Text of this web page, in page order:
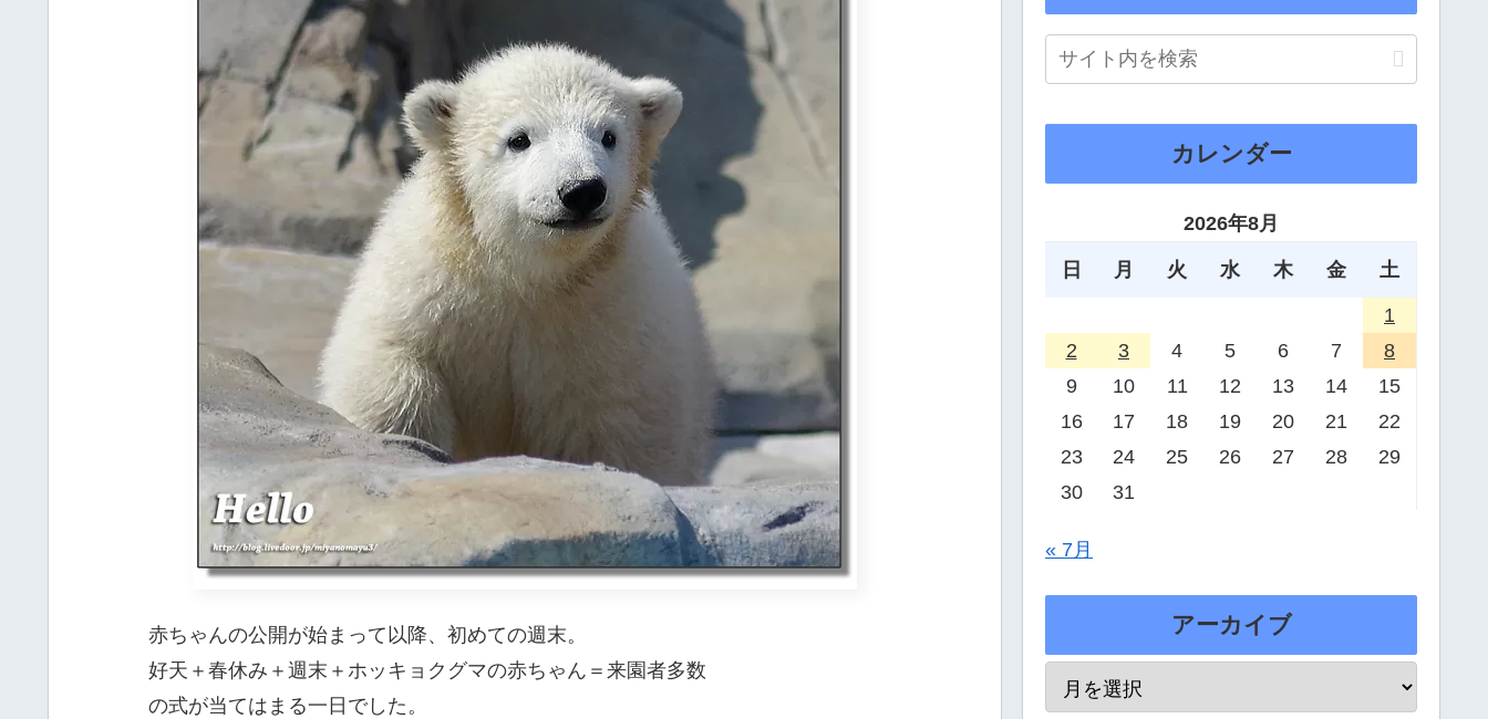
赤ちゃんの公開が始まって以降、初めての週末。
好天＋春休み＋週末＋ホッキョクグマの赤ちゃん＝来園者多数
の式が当てはまる一日でした。
カレンダー
2026年8月
日 月 火 水 木 金 土
1
2
3 4 5 6 7
8
9
10 11 12 13 14
15
16
17 18 19 20 21
22
23
24 25 26 27 28
29
30
31
« 7月
アーカイブ